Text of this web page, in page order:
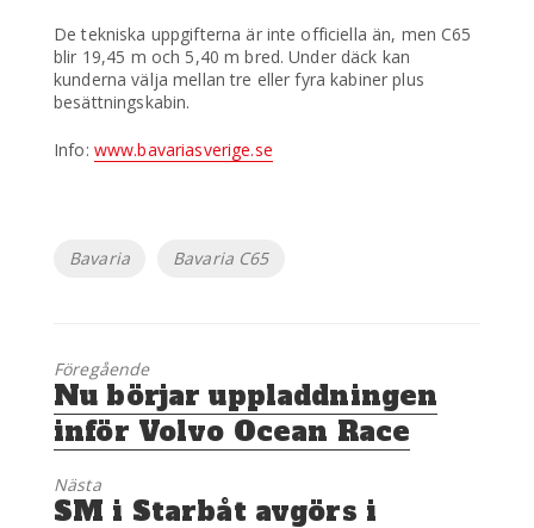
De tekniska uppgifterna är inte officiella än, men C65
blir 19,45 m och 5,40 m bred. Under däck kan
kunderna välja mellan tre eller fyra kabiner plus
besättningskabin.
Info: www.bavariasverige.se
Etiketter
Bavaria Bavaria C65
Föregående
Föregående
inlägg:
Nu börjar uppladdningen
inför Volvo Ocean Race
Nästa
Nästa
SM i Starbåt avgörs i